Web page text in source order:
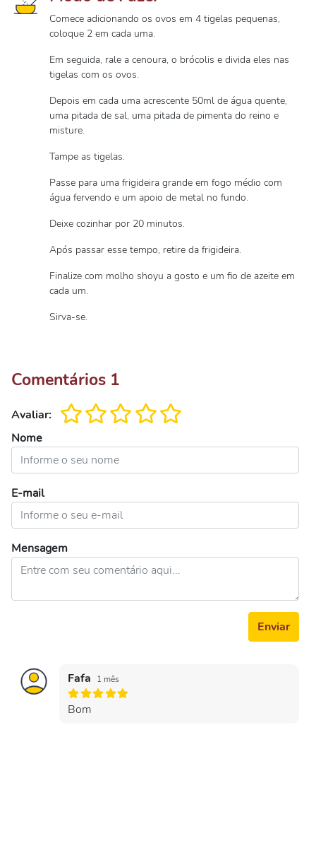
Comece adicionando os ovos em 4 tigelas pequenas,
coloque 2 em cada uma.
Em seguida, rale a cenoura, o brócolis e divida eles nas
tigelas com os ovos.
Depois em cada uma acrescente 50ml de água quente,
uma pitada de sal, uma pitada de pimenta do reino e
misture.
Tampe as tigelas.
Passe para uma frigideira grande em fogo médio com
água fervendo e um apoio de metal no fundo.
Deixe cozinhar por 20 minutos.
Após passar esse tempo, retire da frigideira.
Finalize com molho shoyu a gosto e um fio de azeite em
cada um.
Sirva-se.
Comentários 1
Avaliar:
Nome
E-mail
Mensagem
Enviar
Fafa 1 mês
Bom